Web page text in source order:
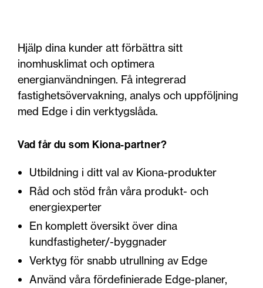
Hjälp dina kunder att förbättra sitt
inomhusklimat och optimera
energianvändningen. Få integrerad
fastighetsövervakning, analys och uppföljning
med Edge i din verktygslåda.
Vad får du som Kiona-partner?
Utbildning i ditt val av Kiona-produkter
Råd och stöd från våra produkt- och
energiexperter
En komplett översikt över dina
kundfastigheter/-byggnader
Verktyg för snabb utrullning av Edge
Använd våra fördefinierade Edge-planer,